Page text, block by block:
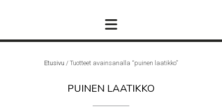
Etusivu / Tuotteet avainsanalla “puinen laatikko”
PUINEN LAATIKKO